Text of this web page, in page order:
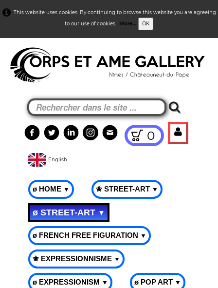
This website uses cookies. By continuing to browse this website you are agreeing
to our use of cookies. More... OK
0
English
ø HOME ▼ ✬ STREET-ART ▼
ø STREET-ART▼
ø FRENCH FREE FIGURATION ▼
✬ EXPRESSIONNISME ▼
ø EXPRESSIONISM ▼ ø POP ART ▼